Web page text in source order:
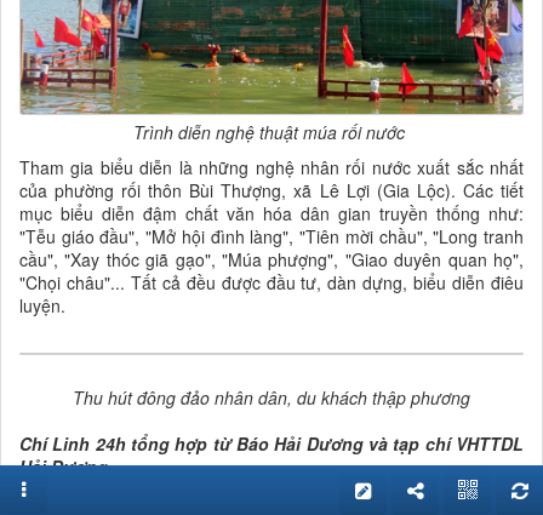
Trình diễn nghệ thuật múa rối nước
Tham gia biểu diễn là những nghệ nhân rối nước xuất sắc nhất
của phường rối thôn Bùi Thượng, xã Lê Lợi (Gia Lộc). Các tiết
mục biểu diễn đậm chất văn hóa dân gian truyền thống như:
"Tễu giáo đầu", "Mở hội đình làng", "Tiên mời chầu", "Long tranh
cầu", "Xay thóc giã gạo", "Múa phượng", "Giao duyên quan họ",
"Chọi châu"... Tất cả đều được đầu tư, dàn dựng, biểu diễn điêu
luyện.
Thu hút đông đảo nhân dân, du khách thập phương
Chí Linh 24h tổng hợp từ Báo Hải Dương và tạp chí VHTTDL
Hải Dương